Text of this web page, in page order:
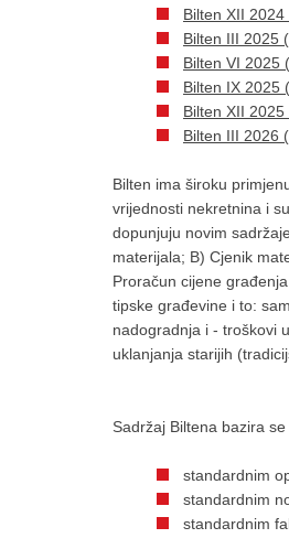
Bilten XII
Bilten III 2025
Bilten VI 2025
Bilten IX 2025
Bilten XII
Bilten III 2026
Bilten ima široku
vrijednosti nekretnina i
dopunjuju novim
materijala; B) Cjenik
Proračun cijene
tipske građevine i to:
nadogradnja i - troškovi
uklanjanja starijih
Sadržaj Biltena bazira se
standardnim
standardnim
standardnim